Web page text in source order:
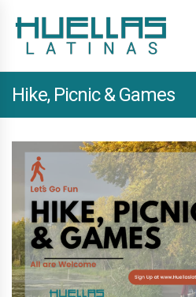
Hike, Picnic & Games